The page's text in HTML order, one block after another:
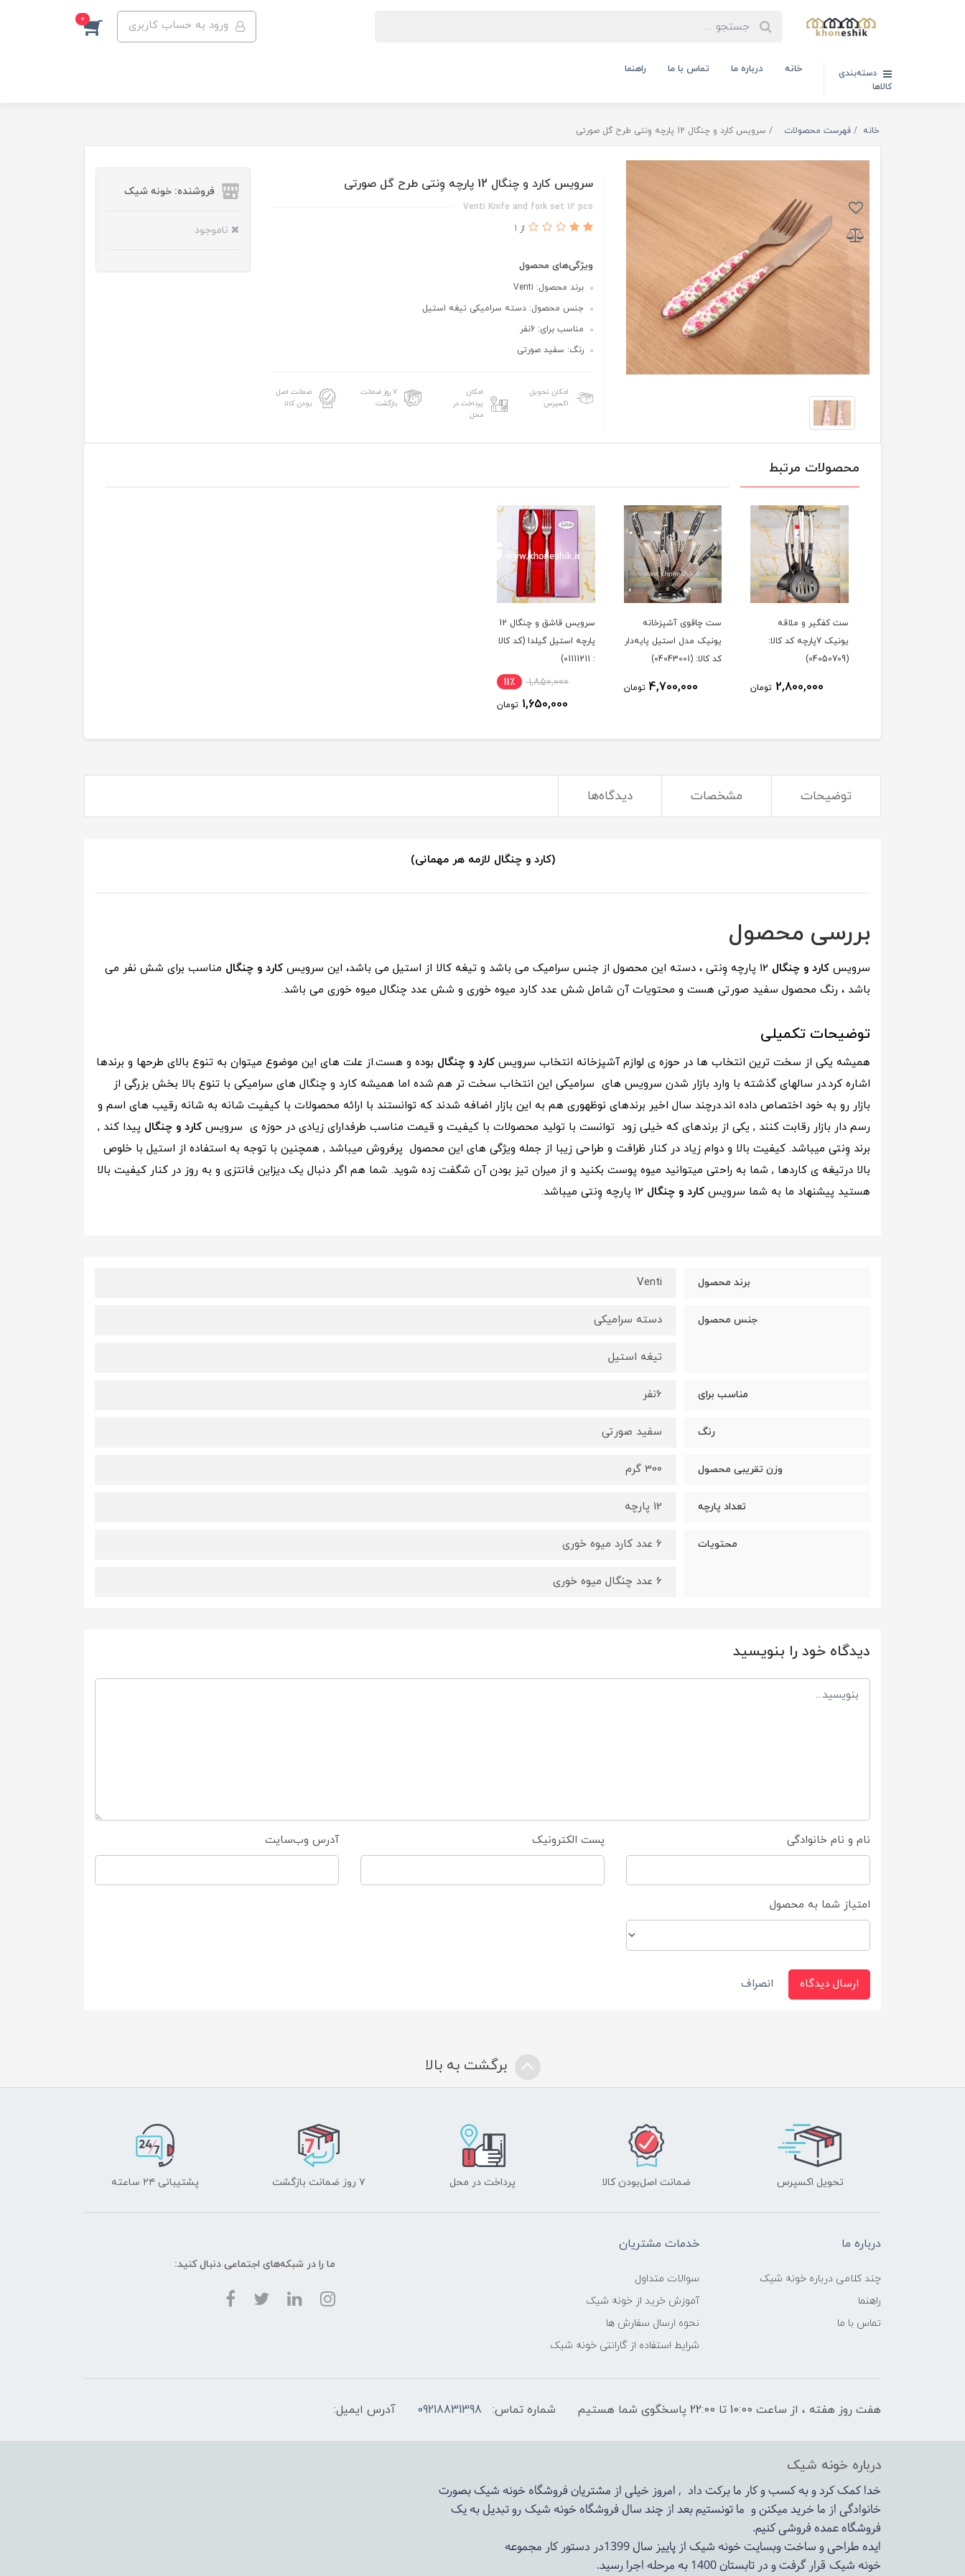
ورود به حساب کاربری 0
دسته‌بندی
کالاها
خانه درباره ما تماس با ما راهنما
خانه فهرست محصولات سرویس کارد و چنگال 12 پارچه وِنتی طرح گل صورتی
سرویس کارد و چنگال 12 پارچه وِنتی طرح گل صورتی
Venti Knife and fork set 12 pcs
از 1
ویژگی‌های محصول
برند محصول: Venti
جنس محصول: دسته سرامیکی تیغه استیل
مناسب برای: 6نفر
رنگ: سفید صورتی
امکان تحویل
اکسپرس
امکان
پرداخت در
محل
۷ روز ضمانت
بازگشت
ضمانت اصل
بودن کالا
فروشنده: خونه شیک
ناموجود
محصولات مرتبط
ست کفگیر و ملاقه
یونیک 7پارچه کد کالا:
(04050709)
2,800,000 تومان
ست چاقوی آشپزخانه
یونیک مدل استیل پایه‌دار
کد کالا: (04043001)
4,700,000 تومان
سرویس قاشق و چنگال 12
پارچه استیل گیلدا (کد کالا
: 01111211)
1,850,000 11٪
1,650,000 تومان
توضیحات مشخصات دیدگاه‌ها
(کارد و چنگال لازمه هر مهمانی)
بررسی محصول
سرویس کارد و چنگال 12 پارچه وِنتی ، دسته این محصول از جنس سرامیک می باشد و تیغه کالا از استیل می باشد، این سرویس کارد و چنگال مناسب برای شش نفر می
باشد ، رنگ محصول سفید صورتی هست و محتویات آن شامل شش عدد کارد میوه خوری و شش عدد چنگال میوه خوری می باشد.
توضیحات تکمیلی
همیشه یکی از سخت ترین انتخاب ها در حوزه ی لوازم آشپزخانه انتخاب سرویس کارد و چنگال بوده و هست.از علت های این موضوع میتوان به تنوع بالای طرحها و برندها
اشاره کرد.در سالهای گذشته با وارد بازار شدن سرویس های سرامیکی این انتخاب سخت تر هم شده اما همیشه کارد و چنگال های سرامیکی با تنوع بالا بخش بزرگی از
بازار رو به خود اختصاص داده اند.درچند سال اخیر برندهای نوظهوری هم به این بازار اضافه شدند که توانستند با ارائه محصولات با کیفیت شانه به شانه رقیب های اسم و
رسم دار بازار رقابت کنند , یکی از برندهای که خیلی زود توانست با تولید محصولات با کیفیت و قیمت مناسب طرفدارای زیادی در حوزه ی سرویس کارد و چنگال پیدا کند ,
برند وِنتی میباشد. کیفیت بالا و دوام زیاد در کنار ظرافت و طراحی زیبا از جمله ویژگی های این محصول پرفروش میباشد , همچنین با توجه به استفاده از استیل با خلوص
بالا درتیغه ی کاردها , شما به راحتی میتوانید میوه پوست بکنید و از میران تیز بودن آن شگفت زده شوید. شما هم اگر دنبال یک دیزاین فانتزی و به روز در کنار کیفیت بالا
هستید پیشنهاد ما به شما سرویس کارد و چنگال
برند محصول Venti
جنس محصول دسته سرامیکی
تیغه استیل
مناسب برای 6نفر
رنگ سفید صورتی
وزن تقریبی محصول 300 گرم
تعداد پارچه 12 پارچه
محتویات 6 عدد کارد میوه خوری
6 عدد چنگال میوه خوری
دیدگاه خود را بنویسید
نام و نام خانوادگی پست الکترونیک آدرس وب‌سایت
امتیاز شما به محصول
ارسال دیدگاه انصراف
برگشت به بالا
تحویل اکسپرس ضمانت اصل‌بودن کالا پرداخت در محل ۷ روز ضمانت بازگشت پشتیبانی ۲۴ ساعته
درباره ما
چند کلامی درباره خونه شیک
راهنما
تماس با ما
خدمات مشتریان
سوالات متداول
آموزش خرید از خونه شیک
نحوه ارسال سفارش ها
شرایط استفاده از گارانتی خونه شیک
ما را در شبکه‌های اجتماعی دنبال کنید:
هفت روز هفته ، از ساعت 10:00 تا 22:00 پاسخگوی شما هستیم شماره تماس: 09218831398 آدرس ایمیل:
درباره خونه شیک
خدا کمک کرد و به کسب و کار ما برکت داد , امروز خیلی از مشتریان فروشگاه خونه شیک بصورت
خانوادگی از ما خرید میکنن و ما تونستیم بعد از چند سال فروشگاهخونه شیکرو تبدیل به یک
فروشگاه عمده فروشی کنیم.
ایده طراحی و ساخت وبسایت خونه شیک از پاییز سال 1399در دستور کار مجموعه
خونه شیک قرار گرفت و در تابستان 1400 به مرحله اجرا رسید.